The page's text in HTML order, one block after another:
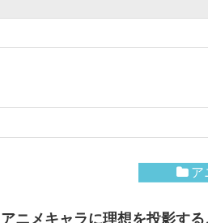
ア
アニメキャラに理想を投影する